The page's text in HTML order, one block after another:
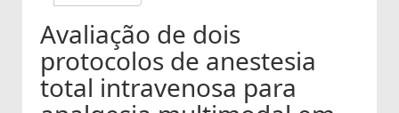
Avaliação de dois
protocolos de anestesia
total intravenosa para